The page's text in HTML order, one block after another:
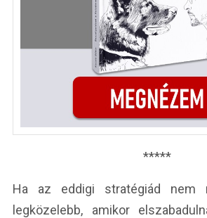
*****
Ha az eddigi stratégiád nem
legközelebb, amikor